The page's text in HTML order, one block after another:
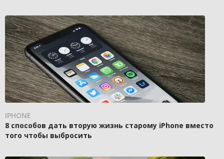
IPHONE
8 способов дать вторую жизнь старому iPhone вместо
того чтобы выбросить